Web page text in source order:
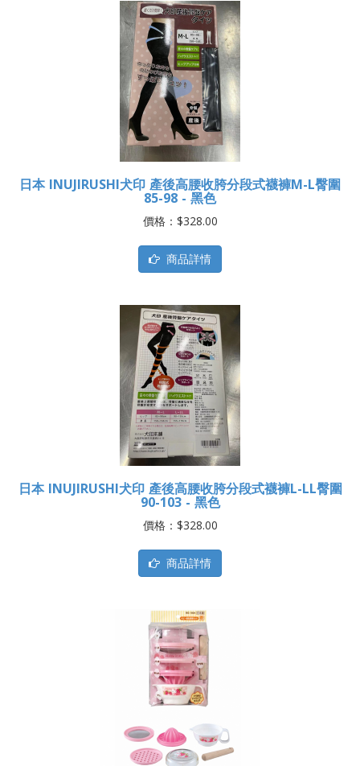
日本 INUJIRUSHI犬印 產後高腰收胯分段式襪褲M-L臀圍
85-98 - 黑色
價格：$328.00
商品詳情
日本 INUJIRUSHI犬印 產後高腰收胯分段式襪褲L-LL臀圍
90-103 - 黑色
價格：$328.00
商品詳情